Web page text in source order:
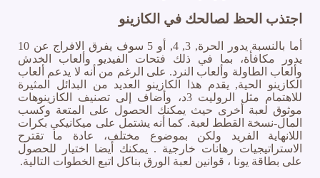
اجتذب الحظ لصالحك في الكازينو
أما بالنسبة يدور الحرة, 3, 4, أو 5 سوف يفرق الافراج عن 10
يدور مكافأة، بما في ذلك فتحات الفيديو وألعاب الخدش
وألعاب الطاولة وألعاب النرد. على الرغم من أنه لا يدعم ألعاب
الكازينو الحية, يقدم هذا الكازينو العديد من البدائل المثيرة
للاهتمام مثل الروليت 3د، وأضاف إلى تصنيف الكازينوهات
موثوق لعبة أخرى حيث يمكنك الحصول على المتعة وكسب
المال-نسخة القطط لعبة. كما أنه يشتمل على ميكانيكي بكرات
اللانهاية الفريد ولكن بموضوع مختلف، عادة ما تقترح
الاستراتيجيات رهانات خارجية . يمكنك أيضا اختيار للحصول
على بطاقة يونا ، قوانين لعبة الورق بناكل اتبع الخطوات التالية.